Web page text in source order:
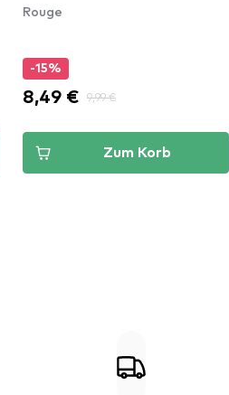
Rouge
-15%
8,49 € 9,99 €
Zum Korb